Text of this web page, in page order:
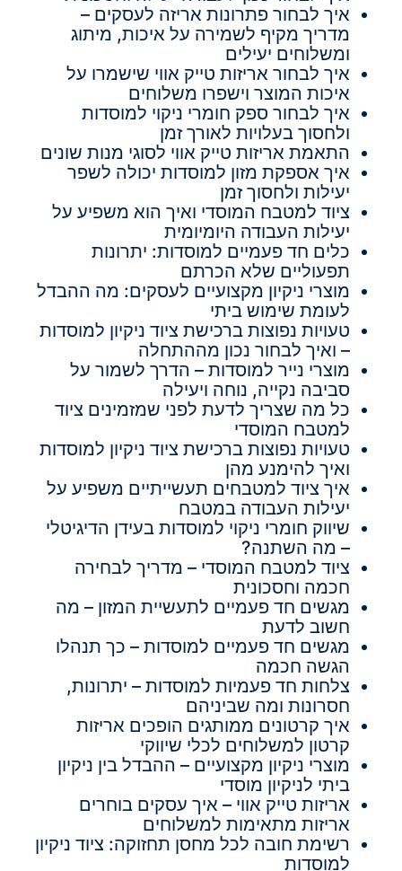
איך לבחור פתרונות אריזה לעסקים –
מדריך מקיף לשמירה על איכות, מיתוג
ומשלוחים יעילים
איך לבחור אריזות טייק אווי שישמרו על
איכות המוצר וישפרו משלוחים
איך לבחור ספק חומרי ניקוי למוסדות
ולחסוך בעלויות לאורך זמן
התאמת אריזות טייק אווי לסוגי מנות שונים
איך אספקת מזון למוסדות יכולה לשפר
יעילות ולחסוך זמן
ציוד למטבח המוסדי ואיך הוא משפיע על
יעילות העבודה היומיומית
כלים חד פעמיים למוסדות: יתרונות
תפעוליים שלא הכרתם
מוצרי ניקיון מקצועיים לעסקים: מה ההבדל
לעומת שימוש ביתי
טעויות נפוצות ברכישת ציוד ניקיון למוסדות
– ואיך לבחור נכון מההתחלה
מוצרי נייר למוסדות – הדרך לשמור על
סביבה נקייה, נוחה ויעילה
כל מה שצריך לדעת לפני שמזמינים ציוד
למטבח המוסדי
טעויות נפוצות ברכישת ציוד ניקיון למוסדות
ואיך להימנע מהן
איך ציוד למטבחים תעשייתיים משפיע על
יעילות העבודה במטבח
שיווק חומרי ניקוי למוסדות בעידן הדיגיטלי
– מה השתנה?
ציוד למטבח המוסדי – מדריך לבחירה
חכמה וחסכונית
מגשים חד פעמיים לתעשיית המזון – מה
חשוב לדעת
מגשים חד פעמיים למוסדות – כך תנהלו
הגשה חכמה
צלחות חד פעמיות למוסדות – יתרונות,
חסרונות ומה שביניהם
איך קרטונים ממותגים הופכים אריזות
קרטון למשלוחים לכלי שיווקי
מוצרי ניקיון מקצועיים – ההבדל בין ניקיון
ביתי לניקיון מוסדי
אריזות טייק אווי – איך עסקים בוחרים
אריזות מתאימות למשלוחים
רשימת חובה לכל מחסן תחזוקה: ציוד ניקיון
למוסדות